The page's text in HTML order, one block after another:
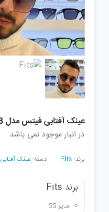
عینک آفتابی فیتس مدل F718
در انبار موجود نمی باشد
برند: Fits دسته: عینک آفتابی
برند Fits
سایز 55